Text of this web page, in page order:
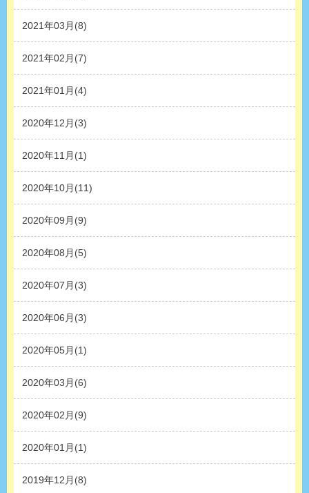
2021年03月(8)
2021年02月(7)
2021年01月(4)
2020年12月(3)
2020年11月(1)
2020年10月(11)
2020年09月(9)
2020年08月(5)
2020年07月(3)
2020年06月(3)
2020年05月(1)
2020年03月(6)
2020年02月(9)
2020年01月(1)
2019年12月(8)